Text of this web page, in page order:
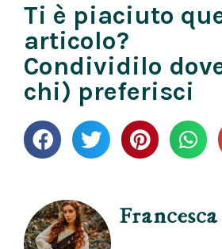
Ti è piaciuto
articolo?
Condividilo
chi) preferisci